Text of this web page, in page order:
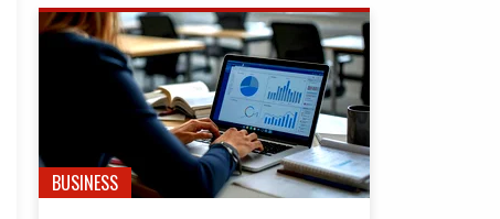
BUSINESS